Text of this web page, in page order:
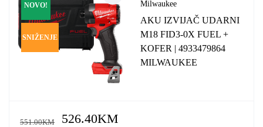
NOVO!
SNIŽENJE
Milwaukee
AKU IZVIJAČ UDARNI
M18 FID3-0X FUEL +
KOFER | 4933479864
MILWAUKEE
551.00KM 526.40KM